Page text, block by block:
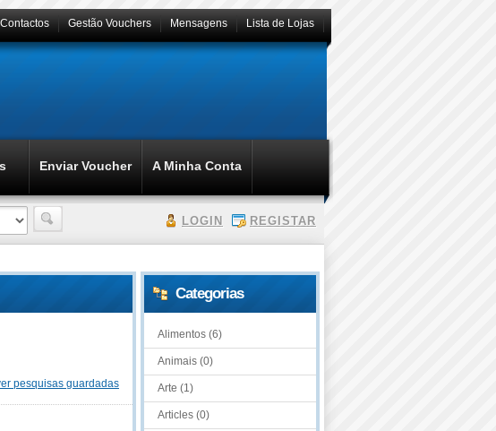
Lista de Lojas
Mensagens
Gestão Vouchers
Contactos
Enviar Voucher A Minha Conta
LOGIN REGISTAR
pesquisas guardadas
Categorias
Alimentos (6)
Animais (0)
Arte (1)
Articles (0)